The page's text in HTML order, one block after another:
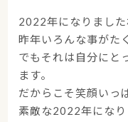
2022年になりました
昨年いろんな事がた
でもそれは自分にと
ます。
だからこそ笑顔いっ
素敵な2022年になり